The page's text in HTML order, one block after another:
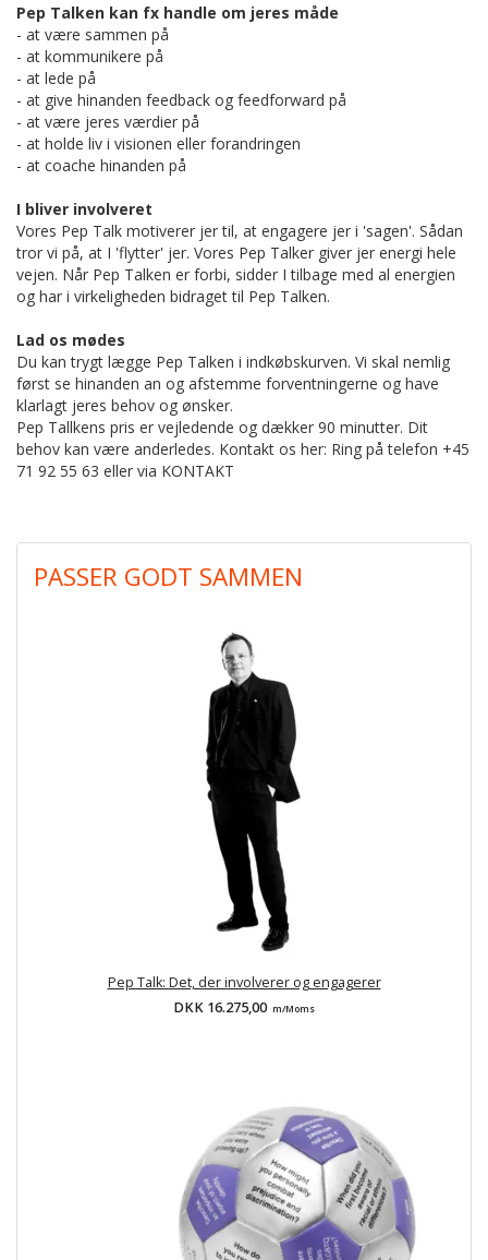
Pep Talken kan fx handle om jeres måde
- at være sammen på
- at kommunikere på
- at lede på
- at give hinanden feedback og feedforward på
- at være jeres værdier på
- at holde liv i visionen eller forandringen
- at coache hinanden på
I bliver involveret
Vores Pep Talk motiverer jer til, at engagere jer i 'sagen'. Sådan
tror vi på, at I 'flytter' jer. Vores Pep Talker giver jer energi hele
vejen. Når Pep Talken er forbi, sidder I tilbage med al energien
og har i virkeligheden bidraget til Pep Talken.
Lad os mødes
Du kan trygt lægge Pep Talken i indkøbskurven. Vi skal nemlig
først se hinanden an og afstemme forventningerne og have
klarlagt jeres behov og ønsker.
Pep Tallkens pris er vejledende og dækker 90 minutter. Dit
behov kan være anderledes. Kontakt os her: Ring på telefon +45
71 92 55 63 eller via KONTAKT
PASSER GODT SAMMEN
Pep Talk: Det, der involverer og engagerer
DKK 16.275,00 m/Moms